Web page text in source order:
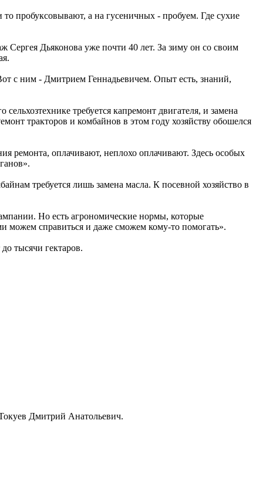
пробуксовывают, а на гусеничных - пробуем. Где сухие
Дьяконова уже почти 40 лет. За зиму он со своим
с ним - Дмитрием Геннадьевичем. Опыт есть, знаний,
требуется капремонт двигателя, и замена
тракторов и комбайнов в этом году хозяйству обошелся
ремонта, оплачивают, неплохо оплачивают. Здесь особых
требуется лишь замена масла. К посевной хозяйство в
Но есть агрономические нормы, которые
можем справиться и даже сможем кому-то помогать».
тысячи гектаров.
Дмитрий Анатольевич.